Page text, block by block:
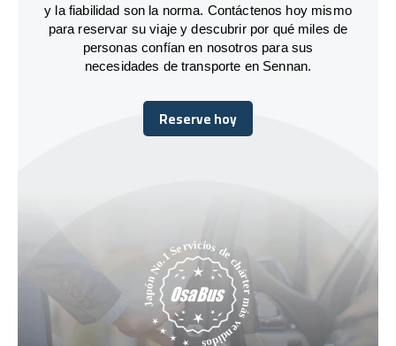
y la fiabilidad son la norma. Contáctenos hoy mismo
para reservar su viaje y descubrir por qué miles de
personas confían en nosotros para sus
necesidades de transporte en Sennan.
Reserve hoy
Reserve hoy